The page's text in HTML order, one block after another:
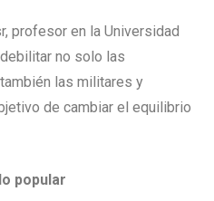
profesor en la Universidad
no solo las
las militares y
de cambiar el equilibrio
popular